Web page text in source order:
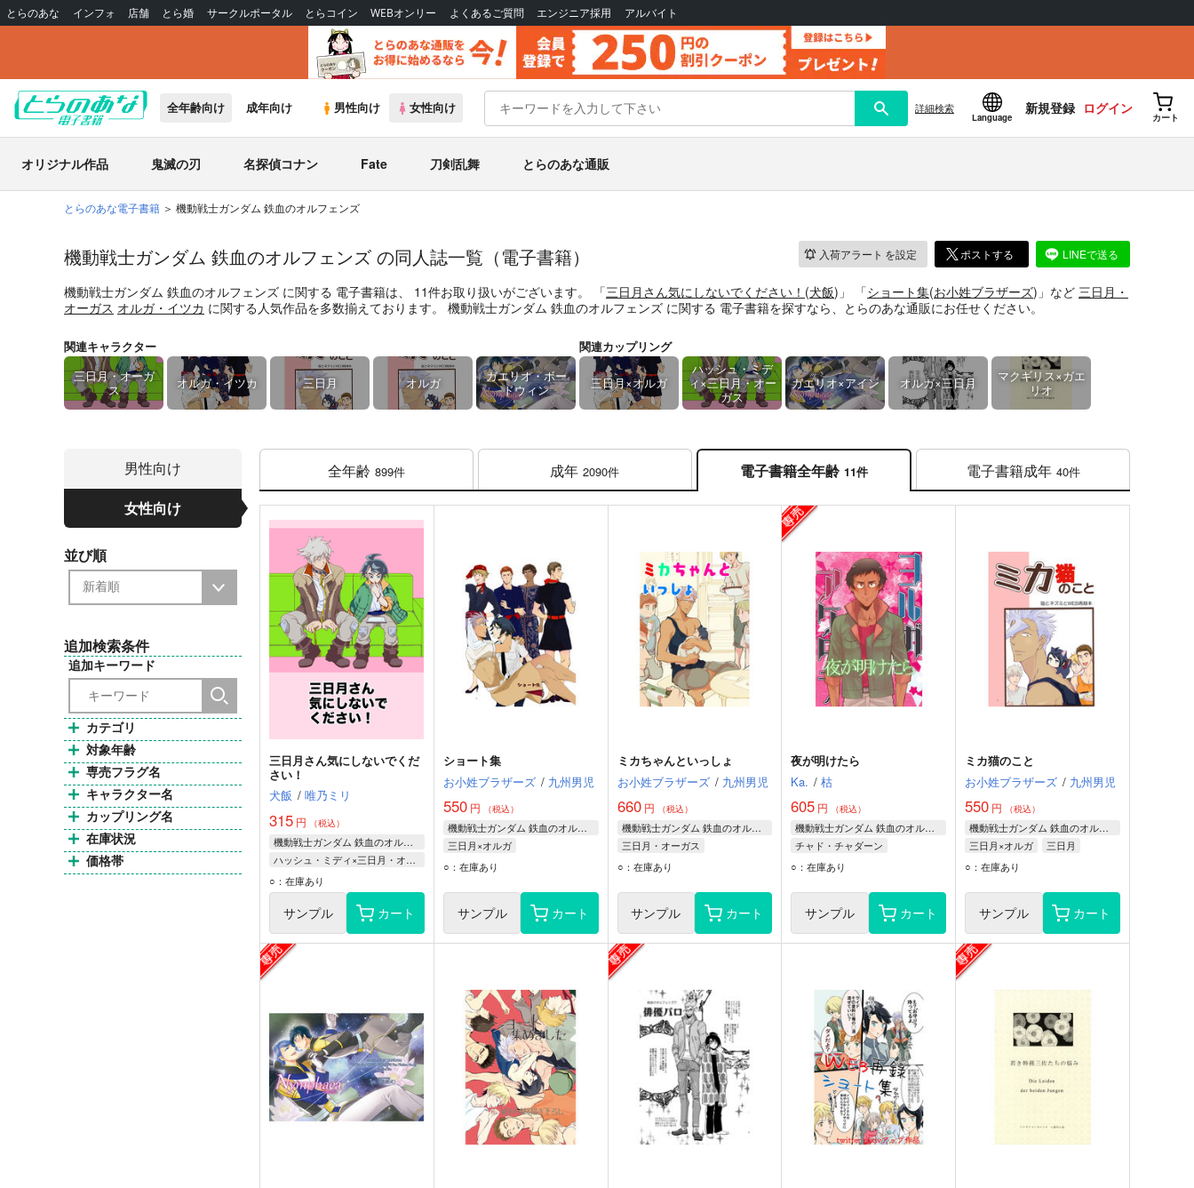
とらのあな インフォ 店舗 とら婚 サークルポータル とらコイン WEBオンリー よくあるご質問 エンジニア採用 アルバイト
全年齢向け 成年向け 男性向け 女性向け 詳細検索
Language
新規登録 ログイン
カート
オリジナル作品 鬼滅の刃 名探偵コナン Fate 刀剣乱舞 とらのあな通販
とらのあな電子書籍 機動戦士ガンダム 鉄血のオルフェンズ
入荷アラート を設定 ポストする LINEで送る
機動戦士ガンダム 鉄血のオルフェンズ の同人誌一覧（電子書籍）
機動戦士ガンダム 鉄血のオルフェンズ に関する 電子書籍は、 11件お取り扱いがございます。 「三日月さん気にしないでください！ (犬飯)」 「ショート集(お小姓ブラザーズ)」 など 三日月・
オーガス オルガ・イツカ に関する人気作品を多数揃えております。 機動戦士ガンダム 鉄血のオルフェンズ に関する 電子書籍を探すなら、とらのあな通販にお任せください。
関連キャラクター
三日月・オーガ
ス
オルガ・イツカ 三日月 オルガ
ガエリオ・ボー
ドウィン
関連カップリング
三日月×オルガ
ハッシュ・ミデ
ィ×三日月・オー
ガス
ガエリオ×アイン オルガ×三日月
マクギリス×ガエ
リオ
男性向け
女性向け
並び順
追加検索条件
追加キーワード
カテゴリ
対象年齢
専売フラグ名
キャラクター名
カップリング名
在庫状況
価格帯
全年齢 899件 成年 2090件 電子書籍全年齢 11件 電子書籍成年 40件
三日月さん気にしないでくだ
さい！
犬飯 / 唯乃ミリ
315 円 （税込）
機動戦士ガンダム 鉄血のオルフェンズ
ハッシュ・ミディ×三日月・オーガス
ハッシュ・ミディ
三日月・オーガス
○：在庫あり
サンプル カート
ショート集
お小姓ブラザーズ / 九州男児
550円 （税込）
機動戦士ガンダム 鉄血のオルフェンズ
三日月×オルガ
三日月・オーガス
アストン・アルトランド
○：在庫あり
サンプル カート
ミカちゃんといっしょ
お小姓ブラザーズ / 九州男児
660円 （税込）
機動戦士ガンダム 鉄血のオルフェンズ
三日月・オーガス
オルガ・イツカ
○：在庫あり
サンプル カート
夜が明けたら
Ka. / 枯
605 円 （税込）
機動戦士ガンダム 鉄血のオルフェンズ
チャド・チャダーン
ダンテ・モグロ
○：在庫あり
サンプル カート
ミカ猫のこと
お小姓ブラザーズ / 九州男児
550 円 （税込）
機動戦士ガンダム 鉄血のオルフェンズ
三日月×オルガ
三日月
オルガ
○：在庫あり
サンプル カート